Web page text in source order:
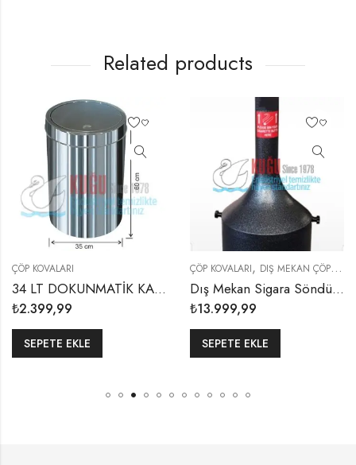
Related products
ÇÖP KOVALARI
34 LT DOKUNMATİK KAPAKLI ÇÖP KOVASI
₺2.399,99
SEPETE EKLE
ÇÖP KOVALARI, DIŞ MEKAN ÇÖP KOVALARI
Dış Mekan Sigara Söndürme Küllüğü
₺13.999,99
SEPETE EKLE